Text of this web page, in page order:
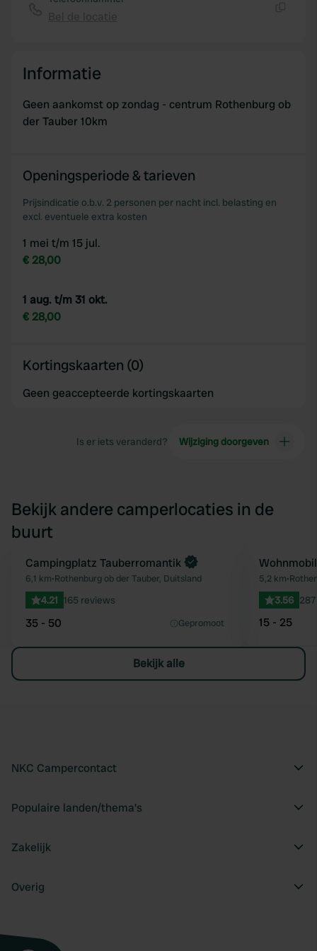
Informatie
Geen aankomst op zondag - centrum Rothenburg ob
der Tauber 10km
Openingsperiode & tarieven
Prijsindicatie o.b.v. 2 personen per nacht incl. belasting en
excl. eventuele extra kosten
1 mei t/m 15 jul.
€ 28,00
1 aug. t/m 31 okt.
€ 28,00
Kortingskaarten (0)
Geen geaccepteerde kortingskaarten
Is er iets veranderd? Wijziging doorgeven
Bekijk andere camperlocaties in de
buurt
Favoriet
Boek direct
Campingplatz Tauberromantik
6,1 km•Rothenburg ob der Tauber, Duitsland
4.21 165 reviews
35 - 50 Gepromoot
5,2 km•
3.56
15 - 25
Bekijk alle
NKC Campercontact
Populaire landen/thema's
Zakelijk
Overig